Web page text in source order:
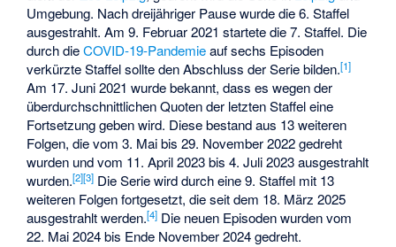
Umgebung. Nach dreijähriger Pause wurde die 6. Staffel
ausgestrahlt. Am 9. Februar 2021 startete die 7. Staffel. Die
durch dieCOVID-19-Pandemieauf sechs Episoden
verkürzte Staffel sollte den Abschluss der Serie bilden.[1]
Am 17. Juni 2021 wurde bekannt, dass es wegen der
überdurchschnittlichen Quoten der letzten Staffel eine
Fortsetzung geben wird. Diese bestand aus 13 weiteren
Folgen, die vom 3. Mai bis 29. November 2022 gedreht
wurden und vom 11. April 2023 bis 4. Juli 2023 ausgestrahlt
wurden.[2][3] Die Serie wird durch eine 9. Staffel mit 13
weiteren Folgen fortgesetzt, die seit dem 18. März 2025
ausgestrahlt werden.[4] Die neuen Episoden wurden vom
22. Mai 2024 bis Ende November 2024 gedreht.